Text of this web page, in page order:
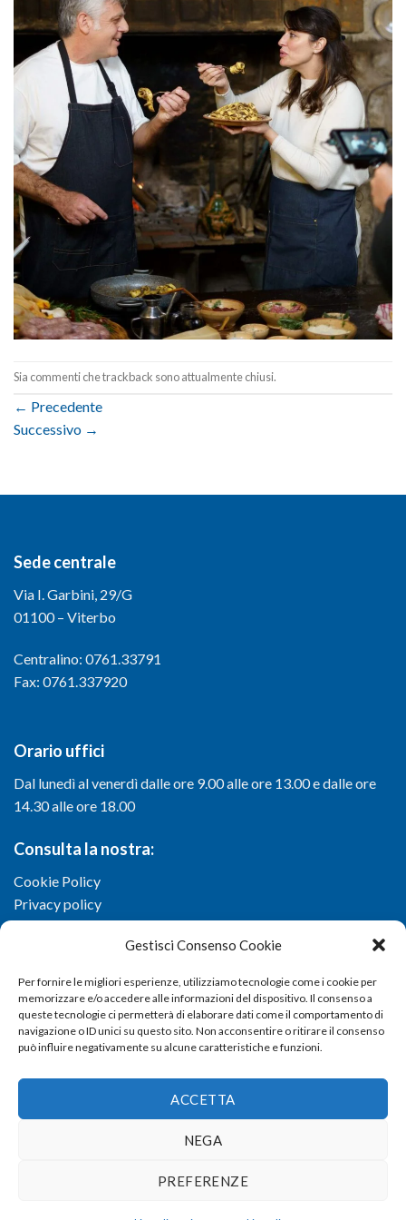
Gestisci Consenso Cookie
Per fornire le migliori esperienze, utilizziamo tecnologie come i cookie per
memorizzare e/o accedere alle informazioni del dispositivo. Il consenso a
queste tecnologie ci permetterà di elaborare dati come il comportamento di
navigazione o ID unici su questo sito. Non acconsentire o ritirare il consenso
può influire negativamente su alcune caratteristiche e funzioni.
ACCETTA
NEGA
PREFERENZE
Sia commenti che trackback sono attualmente chiusi.
← Precedente
Successivo →
Sede centrale
Via I. Garbini, 29/G
01100 – Viterbo
Centralino: 0761.33791
Fax: 0761.337920
Orario uffici
Dal lunedì al venerdì dalle ore 9.00 alle ore 13.00 e dalle ore
14.30 alle ore 18.00
Consulta la nostra:
Cookie Policy
Privacy policy
Garbini, 29/G - 01100 Viterbo (VT) - Tel 0761 33791 - Fax 0761